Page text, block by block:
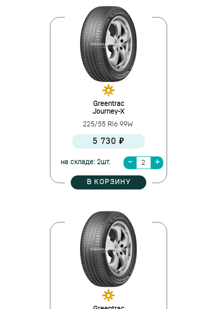
Greentrac
Journey-X
225/55 R16 99W
5 730 ₽
на складе: 2шт.
В КОРЗИНУ